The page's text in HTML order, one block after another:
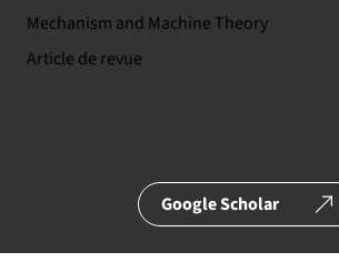
Mechanism and Machine Theory
Article de revue
Google Scholar